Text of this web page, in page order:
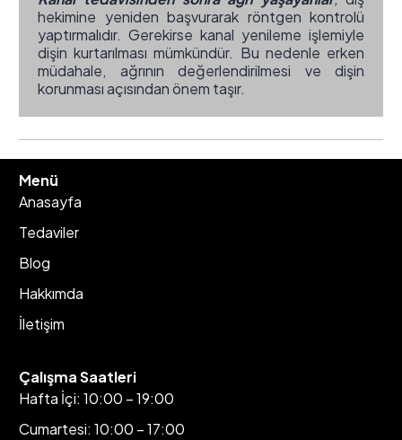
hekimine yeniden başvurarak röntgen kontrolü
yaptırmalıdır. Gerekirse kanal yenileme işlemiyle
dişin kurtarılması mümkündür. Bu nedenle erken
müdahale, ağrının değerlendirilmesi ve dişin
korunması açısından önem taşır.
Menü
Anasayfa
Tedaviler
Blog
Hakkımda
İletişim
Çalışma Saatleri
Hafta İçi: 10:00 – 19:00
Cumartesi: 10:00 – 17:00